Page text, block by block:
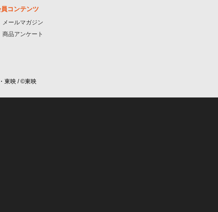
コンテンツ
メールマガジン
商品アンケート
東映 / ©東映